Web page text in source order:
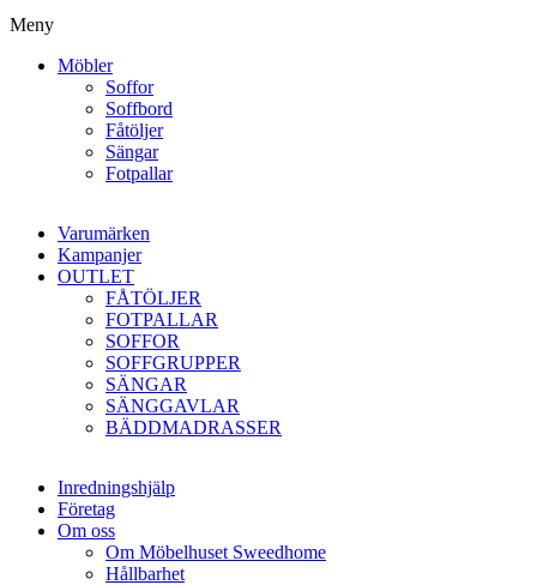
Meny
Möbler
Soffor
Soffbord
Fåtöljer
Sängar
Fotpallar
Varumärken
Kampanjer
OUTLET
FÅTÖLJER
FOTPALLAR
SOFFOR
SOFFGRUPPER
SÄNGAR
SÄNGGAVLAR
BÄDDMADRASSER
Inredningshjälp
Företag
Om oss
Om Möbelhuset Sweedhome
Hållbarhet